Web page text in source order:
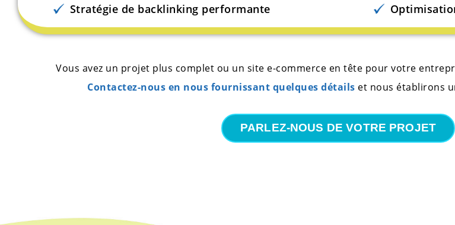
Stratégie de backlinking performante
Vous avez un projet plus complet ou un site e-commerce en tête pour votre
Contactez-nous en nous fournissant quelques détails et nous établirons
PARLEZ-NOUS DE VOTRE PROJET